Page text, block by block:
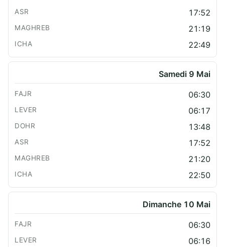
17:52
21:19
22:49
Samedi 9 Mai
06:30
06:17
13:48
17:52
21:20
22:50
Dimanche 10 Mai
06:30
06:16